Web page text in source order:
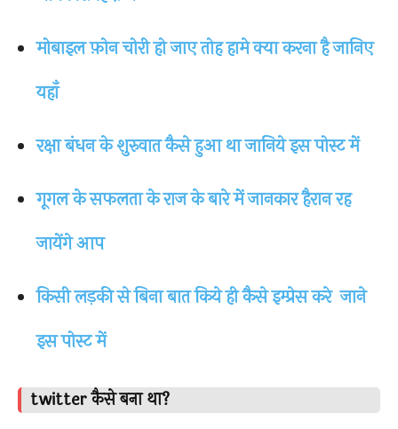
मोबाइल फ़ोन चोरी हो जाए तोह हामे क्या करना है जानिए
यहाँ
रक्षा बंधन के शुरुवात कैसे हुआ था जानिये इस पोस्ट में
गूगल के सफलता के राज के बारे में जानकार हैरान रह
जायेंगे आप
किसी लड़की से बिना बात किये ही कैसे इम्प्रेस करे जाने
इस पोस्ट में
twitter कैसे बना था?